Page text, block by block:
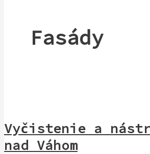
Fasády
Vyčistenie a
nad Váhom